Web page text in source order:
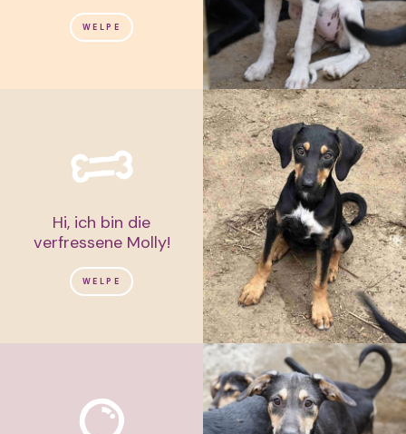
WELPE
Hi, ich bin die
verfressene Molly!
WELPE